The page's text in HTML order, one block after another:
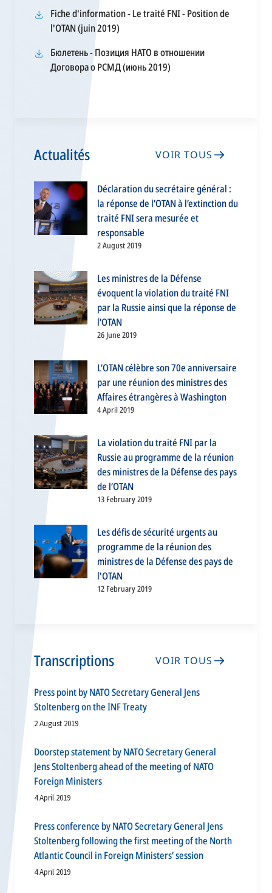
dans
un
nouvel
onglet
Fiche d'information - Le traité FNI - Position de
l'OTAN (juin 2019)
un
nouvel
Бюлетень - Позиция НАТО в отношении
Договора о РСМД (июнь 2019)
Actualités VOIR TOUS
Déclaration du secrétaire général :
la réponse de l’OTAN à l’extinction du
traité FNI sera mesurée et
responsable
2 August 2019
Les ministres de la Défense
évoquent la violation du traité FNI
par la Russie ainsi que la réponse de
l’OTAN
26 June 2019
L’OTAN célèbre son 70e anniversaire
par une réunion des ministres des
Affaires étrangères à Washington
4 April 2019
La violation du traité FNI par la
Russie au programme de la réunion
des ministres de la Défense des pays
de l’OTAN
13 February 2019
Les défis de sécurité urgents au
programme de la réunion des
ministres de la Défense des pays de
l'OTAN
12 February 2019
Transcriptions VOIR TOUS
Press point by NATO Secretary General Jens
Stoltenberg on the INF Treaty
2 August 2019
Doorstep statement by NATO Secretary General
Jens Stoltenberg ahead of the meeting of NATO
Foreign Ministers
4 April 2019
Press conference by NATO Secretary General Jens
Stoltenberg following the first meeting of the North
Atlantic Council in Foreign Ministers’ session
4 April 2019